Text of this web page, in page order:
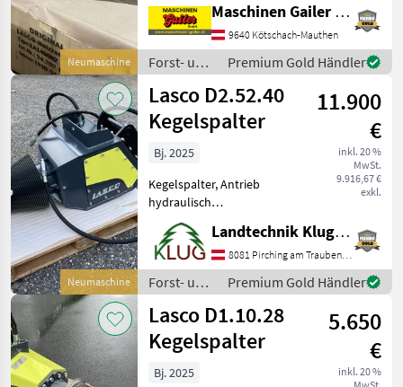
Neumaschine
robuster Kegelspalter *
Kegeldurchmesser 19cm *
Gewicht ca. 80kg *
Holzdurchmesser 70cm
Maschinen Gailer GmbH
9640 Kötschach-Mauthen
Forst- und
Holztechnik
/ Lasco
Premium Gold Händler
Neumaschine
Lasco D2.52.40
Kegelspalter
11.900
€
inkl. 20 %
MwSt.
9.916,67 €
exkl.
Bj. 2025
Kegelspalter, Antrieb
hydraulisch
Kegelholzspalter Lasco
D2.52.40, geeignet für 5t -
15t Bagger,
Kegeldurchmesser 400 mm,
Ölversorgung 80–180 l/min,
Arbeitsdruck 200-
Landtechnik Klug e. U.
8081 Pirching am Traubenberg
Forst- und
Holztechnik
/ Lasco
Premium Gold Händler
Lasco D1.10.28
Kegelspalter
5.650
€
inkl. 20 %
Bj. 2025